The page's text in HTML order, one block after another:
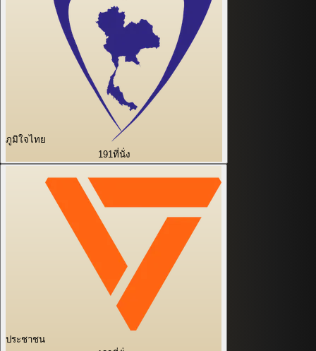
ภูมิใจไทย
191ที่นั่ง
ประชาชน